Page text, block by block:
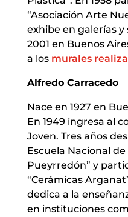
“Asociación Arte
exhibe en galerías y
2001 en Buenos
a los murales
Alfredo Carracedo
Nace en 1927 en
En 1949 ingresa al
Joven. Tres años
Escuela Nacional
Pueyrredón” y
“Cerámicas
dedica a la
en instituciones